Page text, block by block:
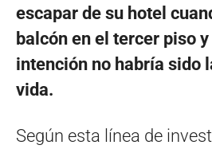
escapar de su hotel
balcón en el tercer piso
intención no habría sido
vida.
Según esta línea de